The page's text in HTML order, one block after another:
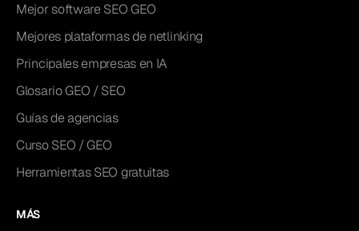
Mejor software SEO GEO
Mejores plataformas de netlinking
Principales empresas en IA
Glosario GEO / SEO
Guías de agencias
Curso SEO / GEO
Herramientas SEO gratuitas
MÁS